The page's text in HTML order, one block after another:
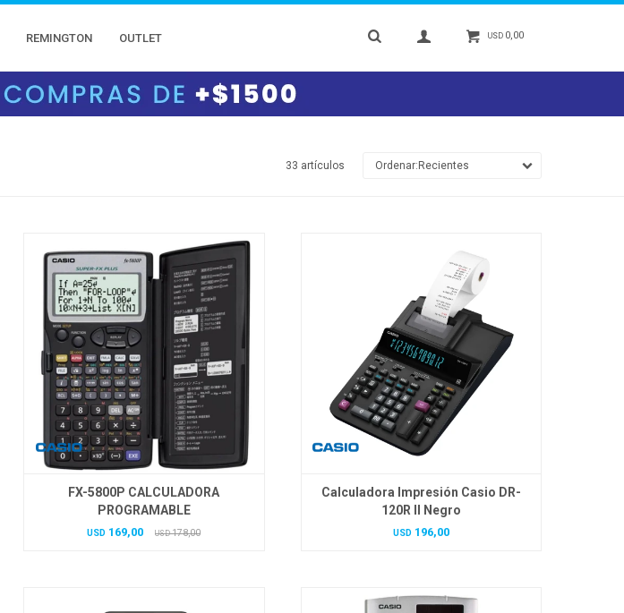
REMINGTON OUTLET USD 0,00
33 artículos Recientes
FX-5800P CALCULADORA
PROGRAMABLE
USD 169,00 USD 178,00
Calculadora Impresión Casio DR-
120R II Negro
USD 196,00